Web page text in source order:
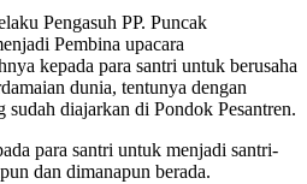
Pengasuh PP. Puncak
Pembina upacara
kepada para santri untuk berusaha
dunia, tentunya dengan
sudah diajarkan di Pondok Pesantren.
para santri untuk menjadi santri-
dan dimanapun berada.